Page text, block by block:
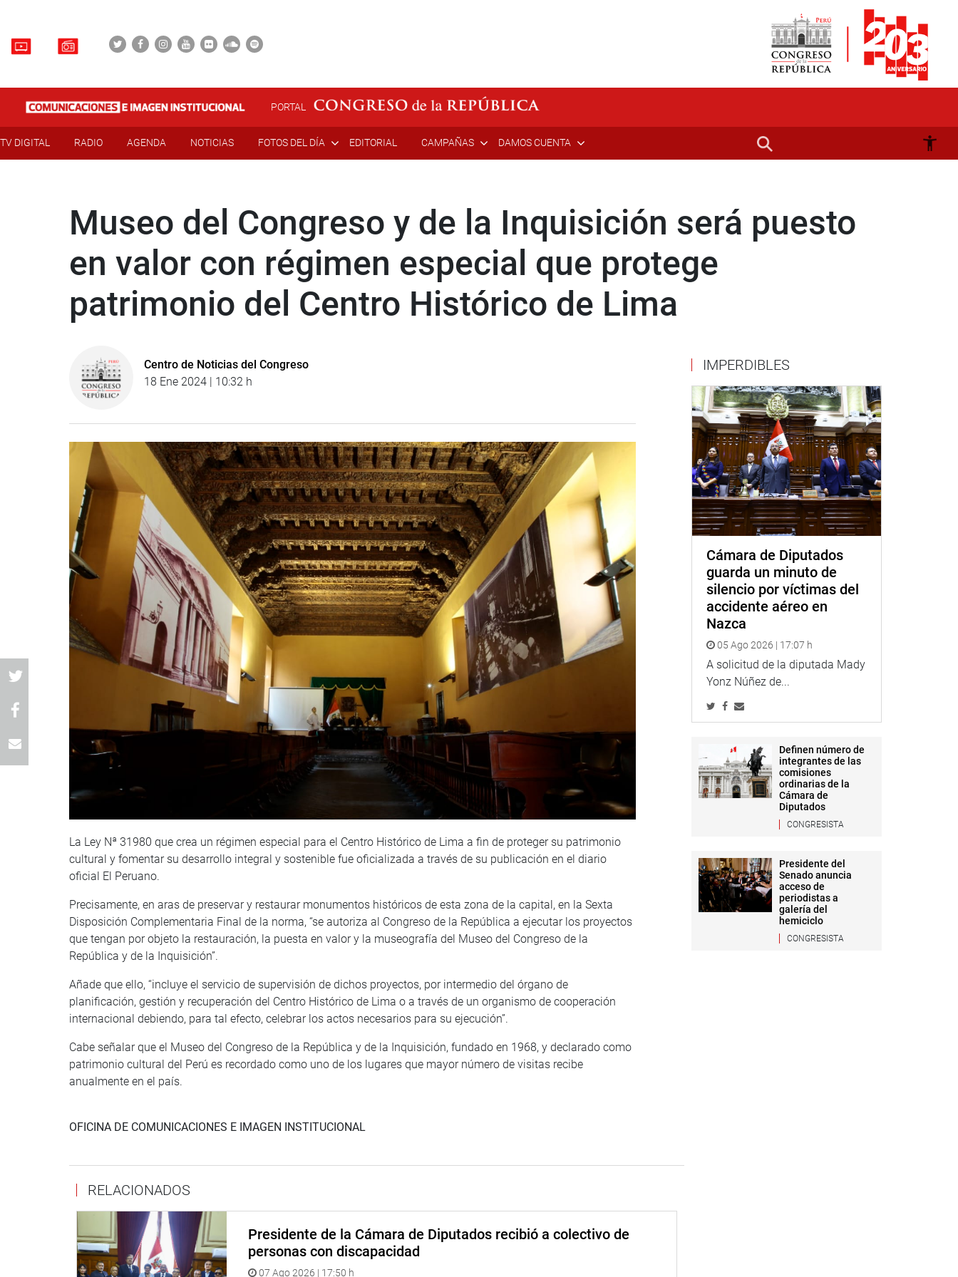
PORTAL
TV DIGITAL RADIO AGENDA NOTICIAS FOTOS DEL DÍA EDITORIAL CAMPAÑAS DAMOS CUENTA
Museo del Congreso y de la Inquisición será puesto
en valor con régimen especial que protege
patrimonio del Centro Histórico de Lima
Centro de Noticias del Congreso
18 Ene 2024 | 10:32 h
La Ley Nª 31980 que crea un régimen especial para el Centro Histórico de Lima a fin de proteger su patrimonio
cultural y fomentar su desarrollo integral y sostenible fue oficializada a través de su publicación en el diario
oficial El Peruano.
Precisamente, en aras de preservar y restaurar monumentos históricos de esta zona de la capital, en la Sexta
Disposición Complementaria Final de la norma, “se autoriza al Congreso de la República a ejecutar los proyectos
que tengan por objeto la restauración, la puesta en valor y la museografía del Museo del Congreso de la
República y de la Inquisición”.
Añade que ello, “incluye el servicio de supervisión de dichos proyectos, por intermedio del órgano de
planificación, gestión y recuperación del Centro Histórico de Lima o a través de un organismo de cooperación
internacional debiendo, para tal efecto, celebrar los actos necesarios para su ejecución”.
Cabe señalar que el Museo del Congreso de la República y de la Inquisición, fundado en 1968, y declarado como
patrimonio cultural del Perú es recordado como uno de los lugares que mayor número de visitas recibe
anualmente en el país.
OFICINA DE COMUNICACIONES E IMAGEN INSTITUCIONAL
RELACIONADOS
Presidente de la Cámara de Diputados recibió a colectivo de
personas con discapacidad
07 Ago 2026 | 17:50 h
IMPERDIBLES
Cámara de Diputados
guarda un minuto de
silencio por víctimas del
accidente aéreo en
Nazca
05 Ago 2026 | 17:07 h
A solicitud de la diputada Mady
Yonz Núñez de...
Definen número de
integrantes de las
comisiones
ordinarias de la
Cámara de
Diputados
CONGRESISTA
Presidente del
Senado anuncia
acceso de
periodistas a
galería del
hemiciclo
CONGRESISTA